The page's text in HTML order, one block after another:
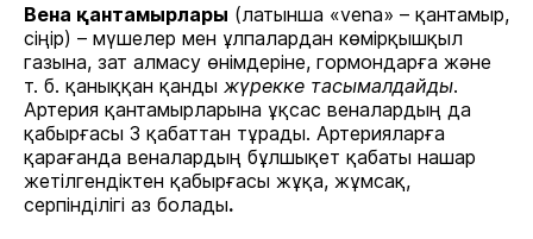
Вена қантамырлары (латынша «vena» – қантамыр,
сіңір) – мүшелер мен ұлпалардан көмірқышқыл
газына, зат алмасу өнімдеріне, гормондарға және
т. б. қаныққан қанды жүрекке тасымалдайды.
Артерия қантамырларына ұқсас веналардың да
қабырғасы 3 қабаттан тұрады. Артерияларға
қарағанда веналардың бұлшықет қабаты нашар
жетілгендіктен қабырғасы жұқа, жұмсақ,
серпінділігі аз болады.